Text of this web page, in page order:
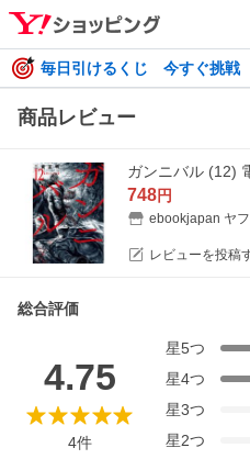
毎日引けるくじ 今すぐ挑戦
商品レビュー
ガンニバル (12)
748円
ebookjapan ヤ
レビューを投稿
総合評価
4.75
4件
星5つ
星4つ
星3つ
星2つ